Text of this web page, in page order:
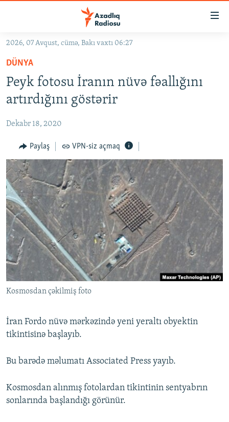
Əsas
qayıt
Əsas
naviqasiyaya
qayıt
Axtarışa
#İZAHLA
KORRUPSIOMETR
#ƏSLINDƏ
FƏRQƏ BAX
QANUNI DOĞRU
ARAŞDIRMA
MULTIMEDIA
VIDEO
FOTOQALEREYA
İNFOQRAFIKA
KARIKATURA
RADIO ARXIV
OXU ZALI
AZƏRBAYCAN ƏDƏBIYYATI KITABXANASI
İSLAM VƏ DEMOKRATIYA
İZ - MƏDƏNIYYƏT PROQRAMI
HAQQIMIZDA
MISSIYAMIZ
PEŞƏ ETIKASI VƏ JURNALISTIKA STANDARTLARIMIZ
MATERIALLARIMIZDAN ISTIFADƏ
AZADLIQRADIOSU MOBIL TELEFONUNUZDA
XƏBƏR BÜLLETENLƏRIMIZ
BIZI IZLƏ
RFE/RL-in bütün saytları
2026, 07 Avqust, cümə, Bakı vaxtı 06:27
DÜNYA
Peyk fotosu İranın nüvə fəallığını
artırdığını göstərir
Dekabr 18, 2020
Paylaş VPN-siz açmaq
Kosmosdan çəkilmiş foto
İran Fordo nüvə mərkəzində yeni yeraltı obyektin
tikintisinə başlayıb.
Bu barədə məlumatı Associated Press yayıb.
Kosmosdan alınmış fotolardan tikintinin sentyabrın
sonlarında başlandığı görünür.